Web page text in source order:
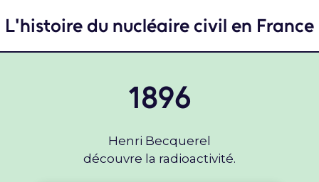
L'histoire du nucléaire civil en France
1896
Henri Becquerel
découvre la radioactivité.